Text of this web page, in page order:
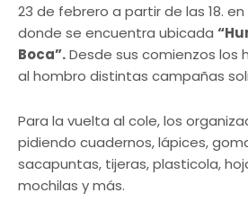
23 de febrero a partir de las 18. en
donde se encuentra ubicada
Boca”.Desde sus comienzos los
al hombro distintas campañas
Para la vuelta al cole, los
pidiendo cuadernos, lápices,
sacapuntas, tijeras, plasticola,
mochilas y más.